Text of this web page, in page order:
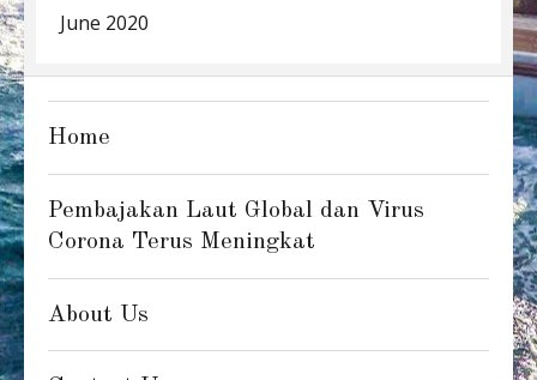
June 2020
Home
Pembajakan Laut Global dan Virus
Corona Terus Meningkat
About Us